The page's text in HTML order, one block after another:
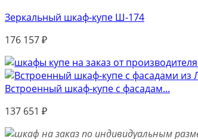
Зеркальный шкаф-купе Ш-174
176 157₽
Встроенный шкаф-купе с фасадам...
137 651 ₽